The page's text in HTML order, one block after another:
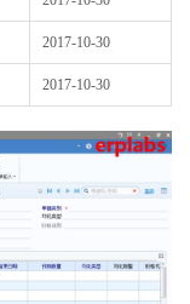
2017-10-30
2017-10-30